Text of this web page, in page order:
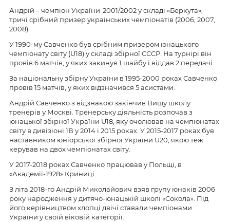
Андрій – чемпіон України-2001/2002 у складі «Беркута»,
тричі срібний призер українських чемпіонатів (2006, 2007,
2008).
У 1990-му Савченко був срібним призером юнацького
чемпіонату світу (U18) у складі збірної СССР. На турнірі він
провів 6 матчів, у яких закинув 1 шайбу і віддав 2 передачі.
За національну збірну України в 1995-2000 роках Савченко
провів 15 матчів, у яких відзначився 5 асистами.
Андрій Савченко з відзнакою закінчив Вищу школу
тренерів у Москві. Тренерську діяльність розпочав з
юнацької збірної України U18, яку очолював на чемпіонатах
світу в дивізіоні 1В у 2014 і 2015 роках. У 2015-2017 роках був
наставником юніорської збірної України U20, якою теж
керував на двох чемпіонатах світу.
У 2017-2018 роках Савченко працював у Польщі, в
«Академії-1928» Криниці.
З літа 2018-го Андрій Миколайович взяв групу юнаків 2006
року народження у дитячо-юнацькій школі «Сокола». Під
його керівництвом хлопці двічі ставали чемпіонами
України у своїй віковій категорії.